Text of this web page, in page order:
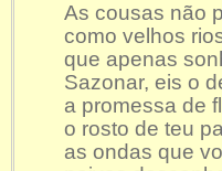
As cousas não
como velhos
que apenas
Sazonar, eis o
a promessa de
o rosto de teu
as ondas que